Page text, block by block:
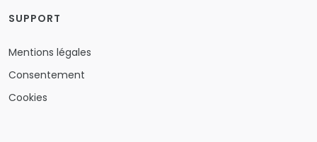
SUPPORT
Mentions légales
Consentement
Cookies